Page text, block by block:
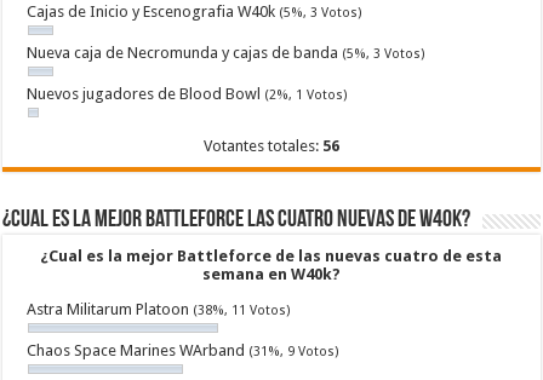
Cajas de Inicio y Escenografia W40k (5%, 3 Votos)
Nueva caja de Necromunda y cajas de banda (5%, 3 Votos)
Nuevos jugadores de Blood Bowl (2%, 1 Votos)
Votantes totales: 56
¿Cual es la mejor Battleforce las cuatro nuevas de W40k?
¿Cual es la mejor Battleforce de las nuevas cuatro de esta
semana en W40k?
Astra Militarum Platoon (38%, 11 Votos)
Chaos Space Marines WArband (31%, 9 Votos)